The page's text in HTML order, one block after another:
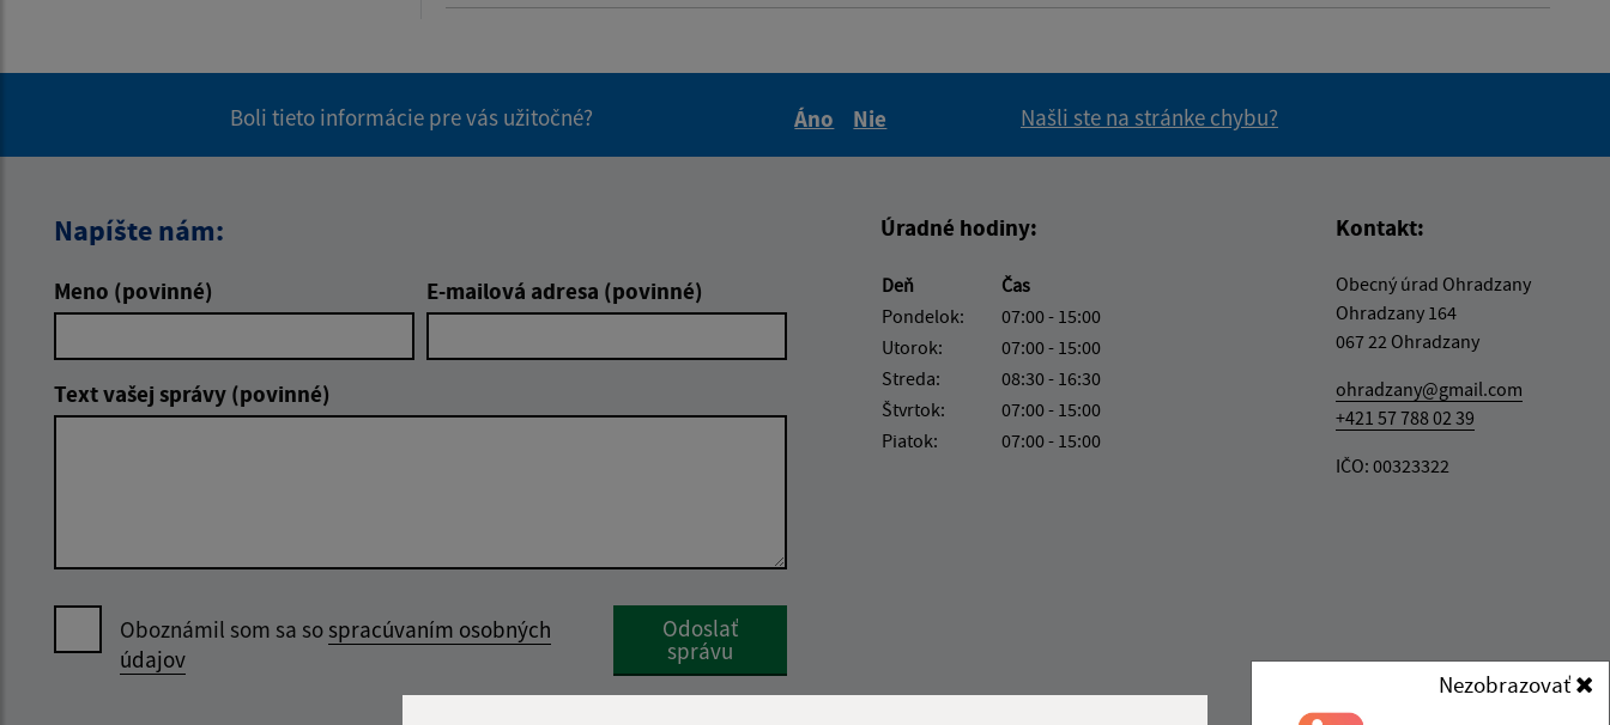
Nezobrazovať
Boli tieto informácie pre vás užitočné?
Áno
Nie
Našli ste na stránke chybu?
Napíšte nám:
Meno (povinné) E-mailová adresa (povinné)
Text vašej správy (povinné)
Oboznámil som sa sospracúvaním osobných
údajov
Google reCaptcha Response
Odoslať
správu
Úradné hodiny:
Deň
Čas
Pondelok:
07:00 - 15:00
Utorok:
07:00 - 15:00
Streda:
08:30 - 16:30
Štvrtok:
07:00 - 15:00
Piatok:
07:00 - 15:00
Kontakt:
Obecný úrad Ohradzany
Ohradzany 164
067 22 Ohradzany
ohradzany@gmail.com
+421 57 788 02 39
IČO: 00323322